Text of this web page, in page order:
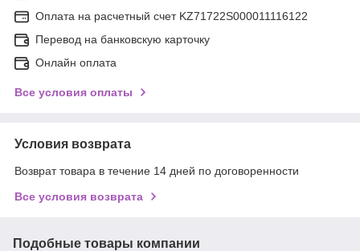
Оплата на расчетный счет KZ71722S000011116122
Перевод на банковскую карточку
Онлайн оплата
Все условия оплаты
Условия возврата
Возврат товара в течение 14 дней по договоренности
Все условия возврата
Подобные товары компании